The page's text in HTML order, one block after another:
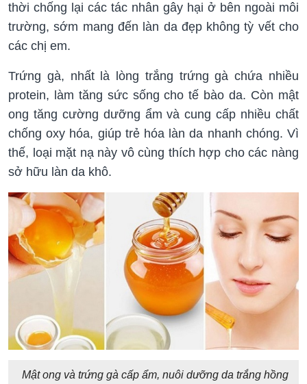
thời chống lại các tác nhân gây hại ở bên ngoài môi
trường, sớm mang đến làn da đẹp không tỳ vết cho
các chị em.
Trứng gà, nhất là lòng trắng trứng gà chứa nhiều
protein, làm tăng sức sống cho tế bào da. Còn mật
ong tăng cường dưỡng ẩm và cung cấp nhiều chất
chống oxy hóa, giúp trẻ hóa làn da nhanh chóng. Vì
thế, loại mặt nạ này vô cùng thích hợp cho các nàng
sở hữu làn da khô.
Mật ong và trứng gà cấp ẩm, nuôi dưỡng da trắng hồng